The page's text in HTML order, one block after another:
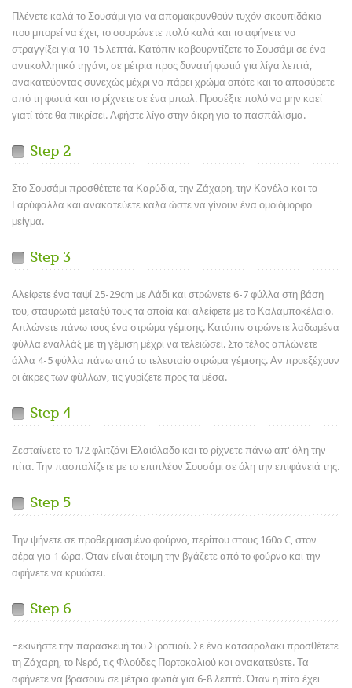
Πλένετε καλά το Σουσάμι για να απομακρυνθούν τυχόν σκουπιδάκια
που μπορεί να έχει, το σουρώνετε πολύ καλά και το αφήνετε να
στραγγίξει για 10-15 λεπτά. Κατόπιν καβουρντίζετε το Σουσάμι σε ένα
αντικολλητικό τηγάνι, σε μέτρια προς δυνατή φωτιά για λίγα λεπτά,
ανακατεύοντας συνεχώς μέχρι να πάρει χρώμα οπότε και το αποσύρετε
από τη φωτιά και το ρίχνετε σε ένα μπωλ. Προσέξτε πολύ να μην καεί
γιατί τότε θα πικρίσει. Αφήστε λίγο στην άκρη για το πασπάλισμα.
Step 2
Στο Σουσάμι προσθέτετε τα Καρύδια, την Ζάχαρη, την Κανέλα και τα
Γαρύφαλλα και ανακατεύετε καλά ώστε να γίνουν ένα ομοιόμορφο
μείγμα.
Step 3
Αλείφετε ένα ταψί 25-29cm με Λάδι και στρώνετε 6-7 φύλλα στη βάση
του, σταυρωτά μεταξύ τους τα οποία και αλείφετε με το Καλαμποκέλαιο.
Απλώνετε πάνω τους ένα στρώμα γέμισης. Κατόπιν στρώνετε λαδωμένα
φύλλα εναλλάξ με τη γέμιση μέχρι να τελειώσει. Στο τέλος απλώνετε
άλλα 4-5 φύλλα πάνω από το τελευταίο στρώμα γέμισης. Αν προεξέχουν
οι άκρες των φύλλων, τις γυρίζετε προς τα μέσα.
Step 4
Ζεσταίνετε το 1/2 φλιτζάνι Ελαιόλαδο και το ρίχνετε πάνω απ' όλη την
πίτα. Την πασπαλίζετε με το επιπλέον Σουσάμι σε όλη την επιφάνειά της.
Step 5
Την ψήνετε σε προθερμασμένο φούρνο, περίπου στους 160ο C, στον
αέρα για 1 ώρα. Όταν είναι έτοιμη την βγάζετε από το φούρνο και την
αφήνετε να κρυώσει.
Step 6
Ξεκινήστε την παρασκευή του Σιροπιού. Σε ένα κατσαρολάκι προσθέτετε
τη Ζάχαρη, το Νερό, τις Φλούδες Πορτοκαλιού και ανακατεύετε. Τα
αφήνετε να βράσουν σε μέτρια φωτιά για 6-8 λεπτά. Όταν η πίτα έχει